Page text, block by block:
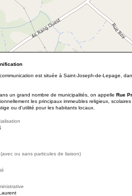
est située à Saint-Joseph-de-Lepage,
un grand nombre de municipalités, on appelle Rue
les principaux immeubles religieux,
ou d'utilité pour les habitants locaux.
ou sans particules de liaison)